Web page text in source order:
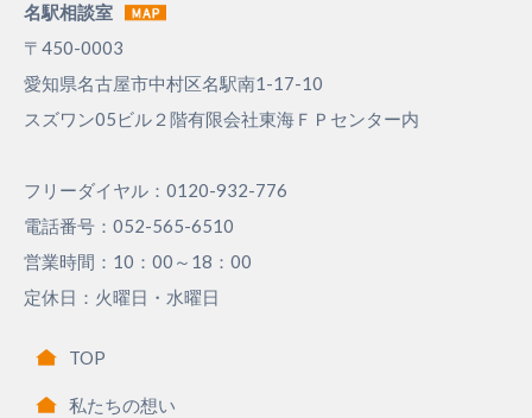
名駅相談室
〒450-0003
愛知県名古屋市中村区名駅南1-17-10
スズワン05ビル２階有限会社東海ＦＰセンター内
フリーダイヤル：0120-932-776
電話番号：052-565-6510
営業時間：10：00～18：00
定休日：火曜日・水曜日
TOP
私たちの想い